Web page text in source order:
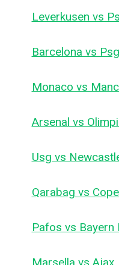
Leverkusen vs
Barcelona vs Psg
Monaco vs
Arsenal vs
Usg vs
Qarabag vs
Pafos vs Bayern